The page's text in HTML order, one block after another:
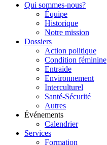
Qui sommes-nous?
Équipe
Historique
Notre mission
Dossiers
Action politique
Condition féminine
Entraide
Environnement
Interculturel
Santé-Sécurité
Autres
Événements
Calendrier
Services
Formation